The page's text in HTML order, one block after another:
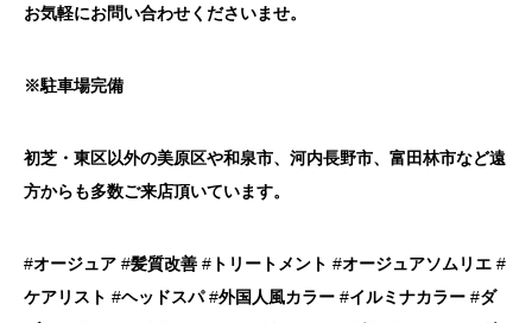
お気軽にお問い合わせくださいませ。
※駐車場完備
初芝・東区以外の美原区や和泉市、河内長野市、富田林市など遠
方からも多数ご来店頂いています。
#オージュア #髪質改善 # トリートメント #オージュアソムリエ #
ケアリスト #ヘッドスパ#外国人風カラー #イルミナカラー #ダ